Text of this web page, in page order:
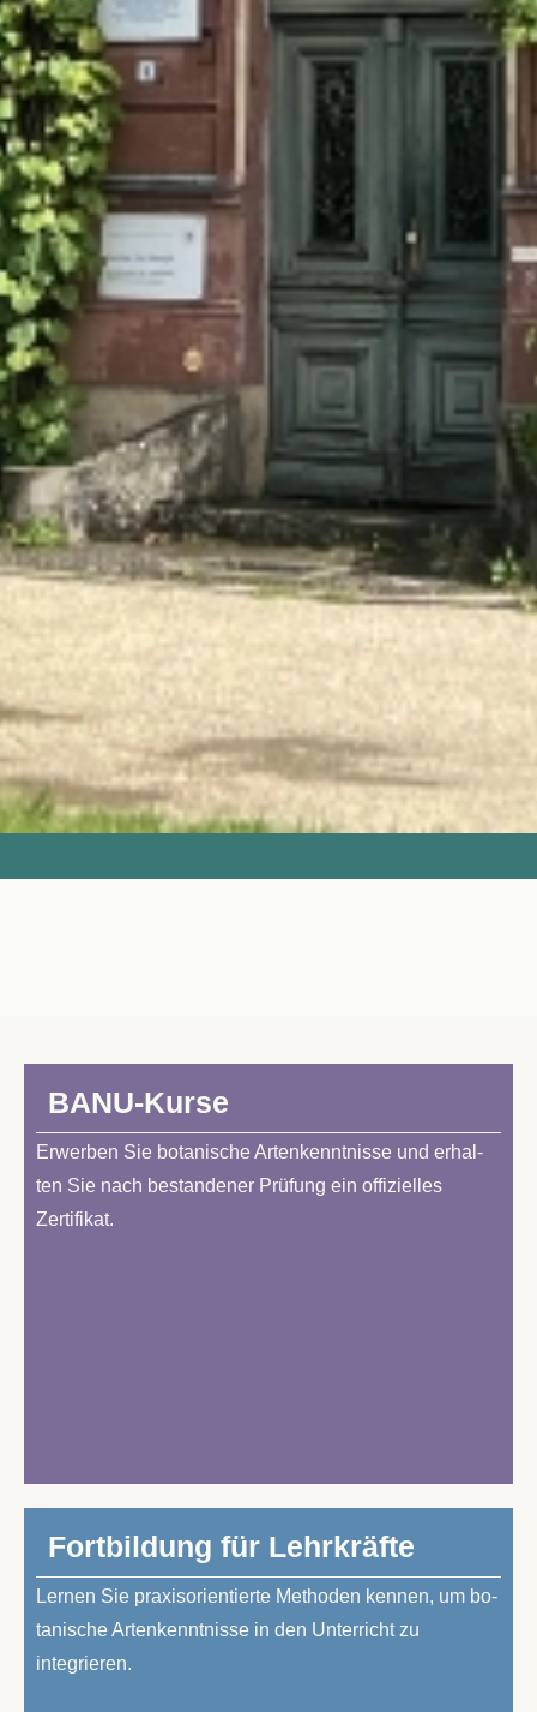
BA­NU-Kur­se
Er­wer­ben Sie bo­ta­ni­sche Ar­ten­kennt­nis­se und er­hal­
ten Sie nach be­stan­de­ner Prü­fung ein of­fi­zi­el­les
Zertifikat.
Fort­bil­dung für Lehrkräfte
Ler­nen Sie pra­xis­ori­en­tier­te Me­tho­den ken­nen, um bo­
ta­ni­sche Ar­ten­kennt­nis­se in den Un­ter­richt zu
integrieren.